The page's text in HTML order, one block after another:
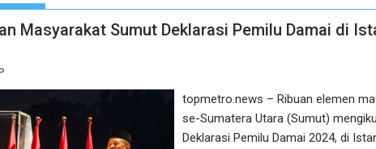
Masyarakat Sumut Deklarasi Pemilu Damai di
topmetro.news – Ribuan elemen
se-Sumatera Utara (Sumut)
Deklarasi Pemilu Damai 2024, di